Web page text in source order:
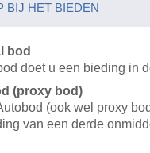
BIJ HET BIEDEN
bod
doet u een bieding in
(proxy bod)
(ook wel proxy
van een derde